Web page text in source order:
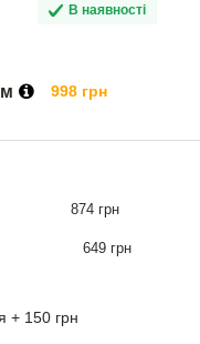
В наявності
998 грн
874 грн
649 грн
+ 150 грн